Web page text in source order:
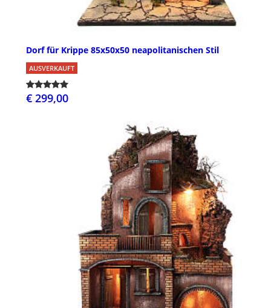
Dorf für Krippe 85x50x50 neapolitanischen Stil
AUSVERKAUFT
€ 299,00